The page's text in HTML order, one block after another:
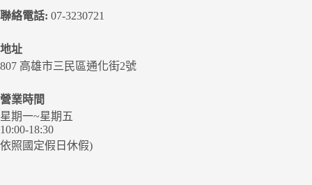
聯絡電話: 07-3230721
地址
807 高雄市三民區通化街2號
營業時間
星期一~星期五
10:00-18:30
依照國定假日休假)